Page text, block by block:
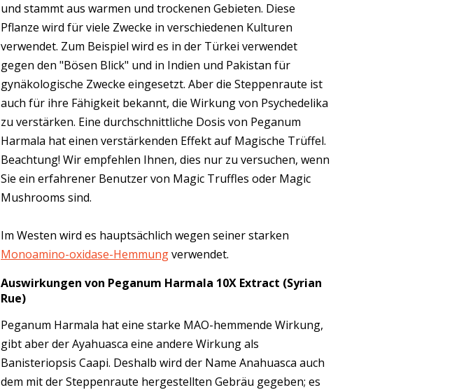
und stammt aus warmen und trockenen Gebieten. Diese
Pflanze wird für viele Zwecke in verschiedenen Kulturen
verwendet. Zum Beispiel wird es in der Türkei verwendet
gegen den "Bösen Blick" und in Indien und Pakistan für
gynäkologische Zwecke eingesetzt. Aber die Steppenraute ist
auch für ihre Fähigkeit bekannt, die Wirkung von Psychedelika
zu verstärken. Eine durchschnittliche Dosis von Peganum
Harmala hat einen verstärkenden Effekt auf Magische Trüffel.
Beachtung! Wir empfehlen Ihnen, dies nur zu versuchen, wenn
Sie ein erfahrener Benutzer von Magic Truffles oder Magic
Mushrooms sind.
Im Westen wird es hauptsächlich wegen seiner starken
Monoamino-oxidase-Hemmungverwendet.
Auswirkungen von Peganum Harmala 10X Extract (Syrian
Rue)
Peganum Harmala hat eine starke MAO-hemmende Wirkung,
gibt aber der Ayahuasca eine andere Wirkung als
Banisteriopsis Caapi. Deshalb wird der Name Anahuasca auch
dem mit der Steppenraute hergestellten Gebräu gegeben; es